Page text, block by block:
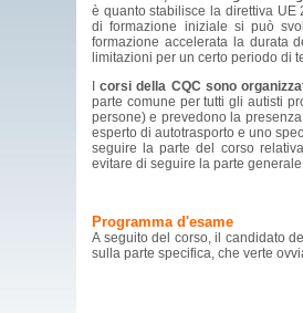
è quanto stabilisce la direttiva
di formazione iniziale si può
formazione accelerata la durata
limitazioni per un certo periodo di
corsi della CQC sono
parte comune per tutti gli autisti
persone) e prevedono la
esperto di autotrasporto e uno
seguire la parte del corso
evitare di seguire la parte
Programma d'esame
A seguito del corso, il candidato
sulla parte specifica, che verte